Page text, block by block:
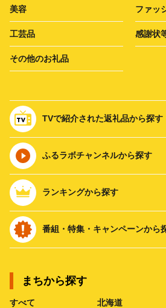
美容 ファッ
工芸品 感謝状
その他のお礼品
TVで紹介された返礼品から探す
ふるラボチャンネルから探す
ランキングから探す
番組・特集・キャンペーンから
まちから探す
すべて 北海道